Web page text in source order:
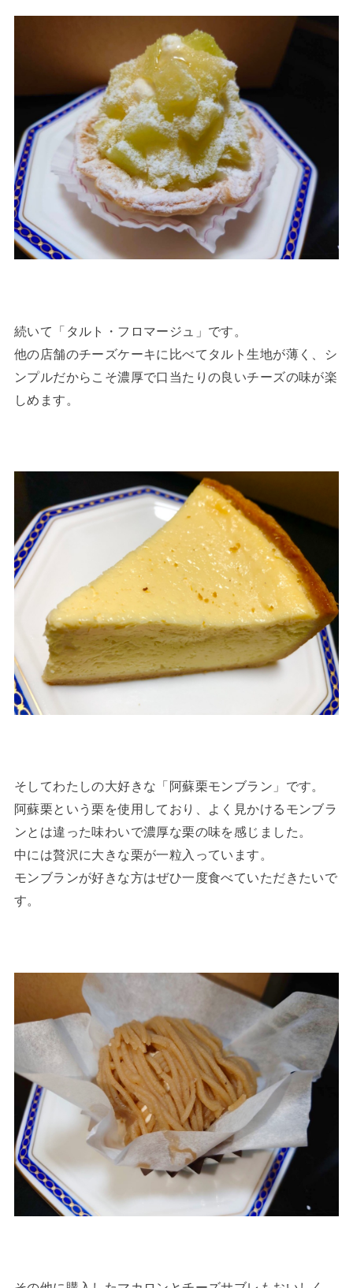
続いて「タルト・フロマージュ」です。
他の店舗のチーズケーキに比べてタルト生地が薄く、シ
ンプルだからこそ濃厚で口当たりの良いチーズの味が楽
しめます。
そしてわたしの大好きな「阿蘇栗モンブラン」です。
阿蘇栗という栗を使用しており、よく見かけるモンブラ
ンとは違った味わいで濃厚な栗の味を感じました。
中には贅沢に大きな栗が一粒入っています。
モンブランが好きな方はぜひ一度食べていただきたいで
す。